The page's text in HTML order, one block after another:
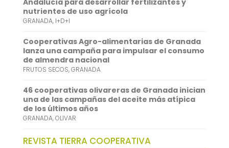
p
I
n
Andalucía para desarrollar fertilizantes y
nutrientes de uso agrícola
GRANADA, I+D+I
Cooperativas Agro-alimentarias de Granada
lanza una campaña para impulsar el consumo
de almendra nacional
FRUTOS SECOS,GRANADA
46 cooperativas olivareras de Granada inician
una de las campañas del aceite más atípica
de los últimos años
GRANADA,OLIVAR
REVISTA TIERRA COOPERATIVA